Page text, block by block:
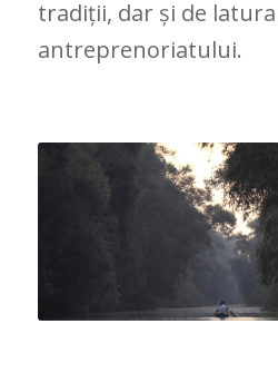
tradiții, dar și de latura
antreprenoriatului.